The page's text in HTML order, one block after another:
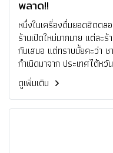
พลาด!!
หนึ่งในเครื่องดื่มยอดฮิตตล
ร้านเปิดใหม่มากมาย แต่ละ
กันเสมอ แต่ทราบมั้ยคะว่า
กำเนิดมาจาก ประเทศไต้หวั
ก่อนนู้นนน ด้วยรสชาติที่โด
ไข่มุกเคี้ยวหนึบหนับ จึงกลาย
คนได้ดีเยี่ยม ยิ่งถ้าได้ ชาน
ดูเพิ่มเติม